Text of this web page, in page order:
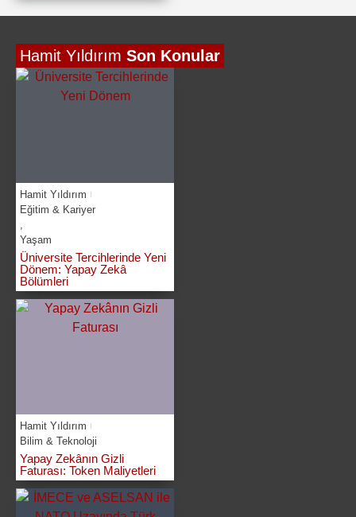
Hamit Yıldırım Son Konular
Hamit Yıldırım
Eğitim & Kariyer
,
Yaşam
Üniversite Tercihlerinde Yeni
Dönem: Yapay Zekâ
Bölümleri
Hamit Yıldırım
Bilim & Teknoloji
Yapay Zekânın Gizli
Faturası: Token Maliyetleri